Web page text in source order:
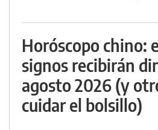
Horóscopo chino:
signos recibirán
agosto 2026 (y
cuidar el bolsillo)